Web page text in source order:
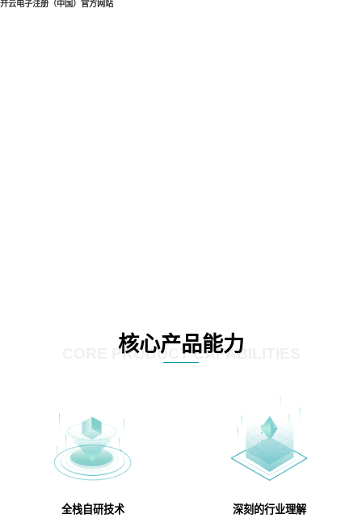
开云电子注册（中国）官方网站
核心产品能力
CORE PRODUCT CAPABILITIES
全栈自研技术 深刻的行业理解